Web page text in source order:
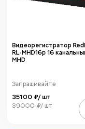
Видеорегистратор
RL-MHD16p 16
MHD
Запрашивайте
35100 ₽/ шт
39000 ₽/ шт